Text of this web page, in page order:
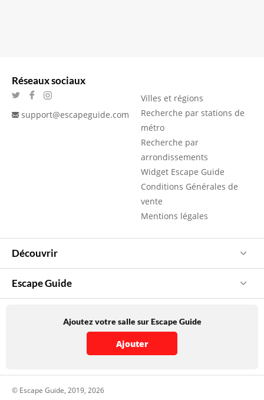
Réseaux sociaux
support@escapeguide.com
Villes et régions
Recherche par stations de
métro
Recherche par
arrondissements
Widget Escape Guide
Conditions Générales de
vente
Mentions légales
Découvrir
Escape Guide
Ajoutez votre salle sur Escape Guide
Ajouter
© Escape Guide, 2019, 2026